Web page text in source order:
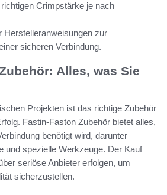
Crimpstärke je nach
Herstelleranweisungen zur
sicheren Verbindung.
Alles, was Sie
Projekten ist das richtige Zubehör
Fastin-Faston Zubehör bietet alles,
benötigt wird, darunter
und spezielle Werkzeuge. Der Kauf
seriöse Anbieter erfolgen, um
sicherzustellen.